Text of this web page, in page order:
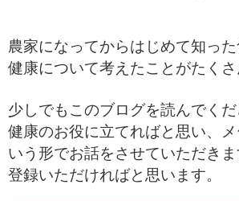
農家になってからはじめて知った
健康について考えたことがたくさ
少しでもこのブログを読んでく
健康のお役に立てればと思い、
いう形でお話をさせていただき
登録いただければと思います。